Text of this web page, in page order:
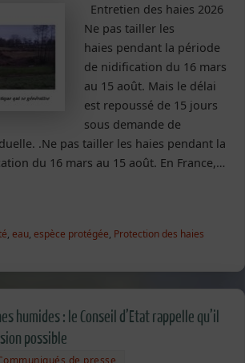
Entretien des haies 2026
Ne pas tailler les
haies pendant la période
de nidification du 16 mars
au 15 août. Mais le délai
est repoussé de 15 jours
sous demande de
.Ne pas tailler les haies pendant la
du 16 mars au 15 août. En France,…
,eau,espèce protégée, Protection des haies
humides : le Conseil d’Etat rappelle qu’il
possible
de presse